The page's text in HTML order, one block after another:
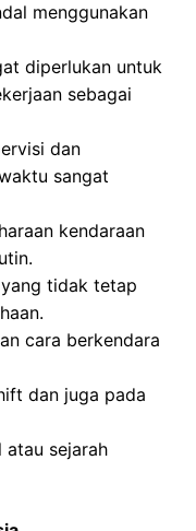
menggunakan
diperlukan untuk
sebagai
dan
sangat
kendaraan
tidak tetap
cara berkendara
dan juga pada
sejarah